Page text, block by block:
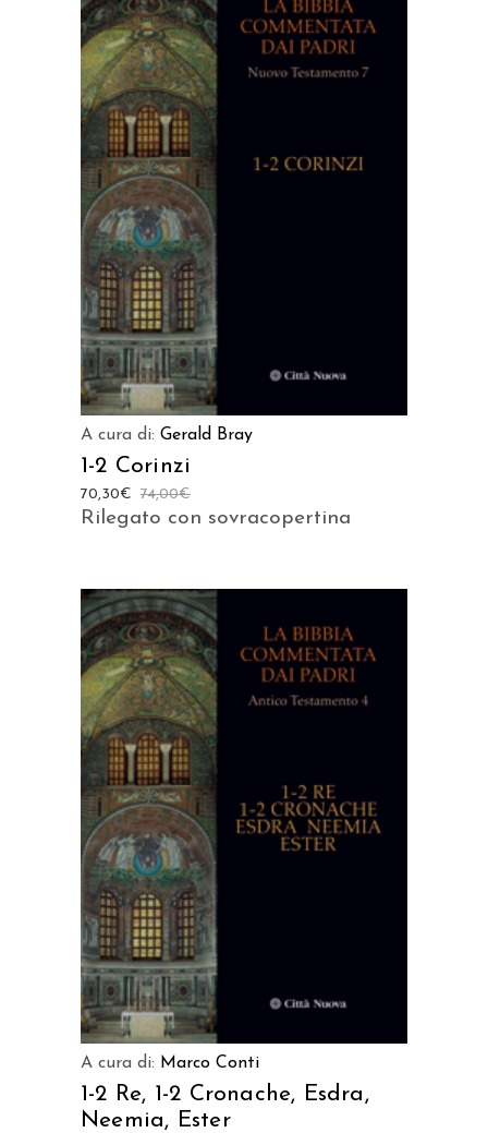
AGGIUNGI AL CARRELLO
A cura di: Gerald Bray
1-2 Corinzi
74,00€
70,30€
Rilegato con sovracopertina
AGGIUNGI AL CARRELLO
A cura di: Marco Conti
1-2 Re, 1-2 Cronache, Esdra,
Neemia, Ester